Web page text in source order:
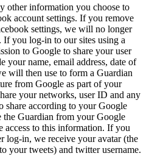
other information you choose to
account settings. If you remove
settings, we will no longer
If you log-in to our sites using a
to Google to share your user
name, email address, date of
will then use to form a Guardian
from Google as part of your
your networks, user ID and any
share according to your Google
the Guardian from your Google
access to this information. If you
log-in, we receive your avatar (the
your tweets) and twitter username.